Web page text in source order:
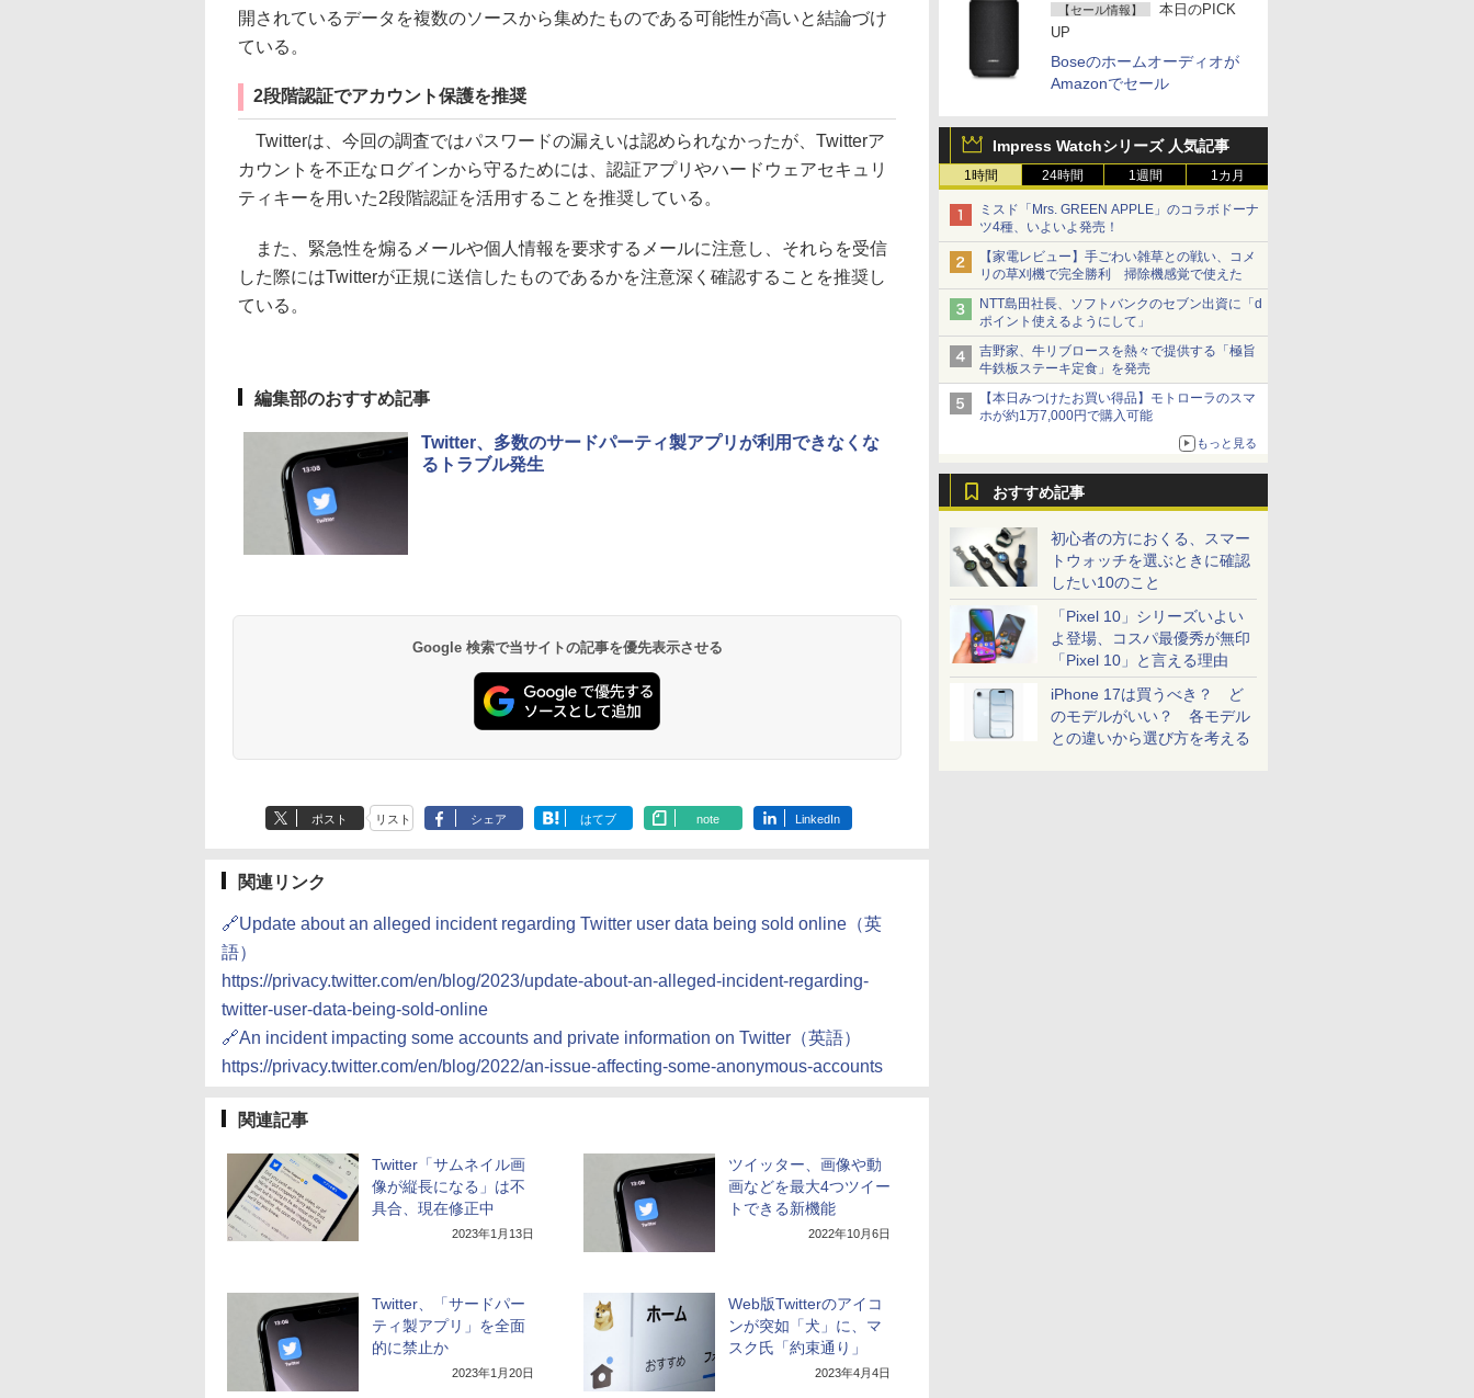
【セール情報】
本日のPICK
UP
Boseのホームオーディオが
Amazonでセール
Impress Watchシリーズ 人気記事
1時間 24時間 1週間 1カ月
ミスド「Mrs. GREEN APPLE」のコラボドーナ
ツ4種、いよいよ発売！
【家電レビュー】手ごわい雑草との戦い、コメ
リの草刈機で完全勝利 掃除機感覚で使えた
NTT島田社長、ソフトバンクのセブン出資に「d
ポイント使えるようにして」
吉野家、牛リブロースを熱々で提供する「極旨
牛鉄板ステーキ定食」を発売
【本日みつけたお買い得品】モトローラのスマ
ホが約1万7,000円で購入可能
もっと見る
おすすめ記事
初心者の方におくる、スマー
トウォッチを選ぶときに確認
したい10のこと
「Pixel 10」シリーズいよい
よ登場、コスパ最優秀が無印
「Pixel 10」と言える理由
iPhone 17は買うべき？ ど
のモデルがいい？ 各モデル
との違いから選び方を考える
開されているデータを複数のソースから集めたものである可能性が高いと結論づけ
ている。
2段階認証でアカウント保護を推奨
Twitterは、今回の調査ではパスワードの漏えいは認められなかったが、Twitterア
カウントを不正なログインから守るためには、認証アプリやハードウェアセキュリ
ティキーを用いた2段階認証を活用することを推奨している。
また、緊急性を煽るメールや個人情報を要求するメールに注意し、それらを受信
した際にはTwitterが正規に送信したものであるかを注意深く確認することを推奨し
ている。
編集部のおすすめ記事
Twitter、多数のサードパーティ製アプリが利用できなくな
るトラブル発生
Google 検索で当サイトの記事を優先表示させる
ポスト リスト シェア はてブ note LinkedIn
関連リンク
🔗Update about an alleged incident regarding Twitter user data being sold online（英
語）
https://privacy.twitter.com/en/blog/2023/update-about-an-alleged-incident-regarding-
twitter-user-data-being-sold-online
🔗An incident impacting some accounts and private information on Twitter（英語）
https://privacy.twitter.com/en/blog/2022/an-issue-affecting-some-anonymous-accounts
関連記事
Twitter「サムネイル画
像が縦長になる」は不
具合、現在修正中
2023年1月13日
ツイッター、画像や動
画などを最大4つツイー
トできる新機能
2022年10月6日
Twitter、「サードパー
ティ製アプリ」を全面
的に禁止か
2023年1月20日
Web版Twitterのアイコ
ンが突如「犬」に、マ
スク氏「約束通り」
2023年4月4日